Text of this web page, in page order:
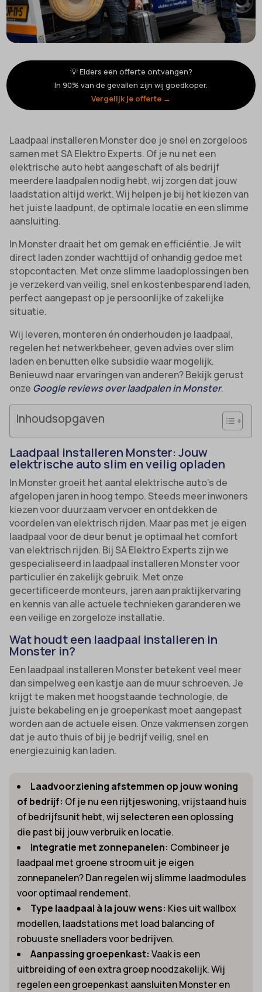
💡 Elders een offerte ontvangen?
In 90% van de gevallen zijn wij goedkoper.
Vergelijk je offerte →
Laadpaal installeren Monster doe je snel en zorgeloos
samen met SA Elektro Experts. Of je nu net een
elektrische auto hebt aangeschaft of als bedrijf
meerdere laadpalen nodig hebt, wij zorgen dat jouw
laadstation altijd werkt. Wij helpen je bij het kiezen van
het juiste laadpunt, de optimale locatie en een slimme
aansluiting.
In Monster draait het om gemak en efficiëntie. Je wilt
direct laden zonder wachttijd of onhandig gedoe met
stopcontacten. Met onze slimme laadoplossingen ben
je verzekerd van veilig, snel en kostenbesparend laden,
perfect aangepast op je persoonlijke of zakelijke
situatie.
Wij leveren, monteren én onderhouden je laadpaal,
regelen het netwerkbeheer, geven advies over slim
laden en benutten elke subsidie waar mogelijk.
Benieuwd naar ervaringen van anderen? Bekijk gerust
onze Google reviews over laadpalen in Monster.
Inhoudsopgaven
Laadpaal installeren Monster: Jouw
elektrische auto slim en veilig opladen
In Monster groeit het aantal elektrische auto’s de
afgelopen jaren in hoog tempo. Steeds meer inwoners
kiezen voor duurzaam vervoer en ontdekken de
voordelen van elektrisch rijden. Maar pas met je eigen
laadpaal voor de deur benut je optimaal het comfort
van elektrisch rijden. Bij SA Elektro Experts zijn we
gespecialiseerd in laadpaal installeren Monster voor
particulier én zakelijk gebruik. Met onze
gecertificeerde monteurs, jaren aan praktijkervaring
en kennis van alle actuele technieken garanderen we
een veilige en zorgeloze installatie.
Wat houdt een laadpaal installeren in
Monster in?
Een laadpaal installeren Monster betekent veel meer
dan simpelweg een kastje aan de muur schroeven. Je
krijgt te maken met hoogstaande technologie, de
juiste bekabeling en je groepenkast moet aangepast
worden aan de actuele eisen. Onze vakmensen zorgen
dat je auto thuis of bij je bedrijf veilig, snel en
energiezuinig kan laden.
Laadvoorziening afstemmen op jouw woning
of bedrijf: Of je nu een rijtjeswoning, vrijstaand huis
of bedrijfsunit hebt, wij selecteren een oplossing
die past bij jouw verbruik en locatie.
Integratie met zonnepanelen: Combineer je
laadpaal met groene stroom uit je eigen
zonnepanelen? Dan regelen wij slimme laadmodules
voor optimaal rendement.
Type laadpaal à la jouw wens: Kies uit wallbox
modellen, laadstations met load balancing of
robuuste snelladers voor bedrijven.
Aanpassing groepenkast: Vaak is een
uitbreiding of een extra groep noodzakelijk. Wij
regelen een groepenkast aansluiten Monster en